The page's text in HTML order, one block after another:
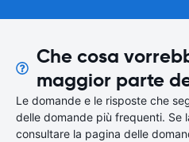
Che cosa
maggior parte
Le domande e le risposte che
delle domande più frequenti. Se
consultare la pagina delle